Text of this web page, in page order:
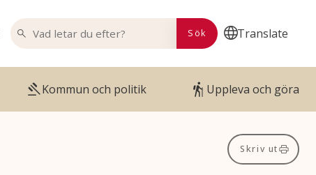
Translate
VAD LETAR DU EFTER?
Sök
Kommun och politik Uppleva och göra
Skriv ut